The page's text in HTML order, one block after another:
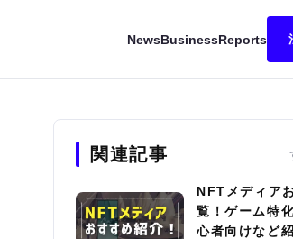
NewsBusinessReports
ング｜始め方・稼ぎ方も解説
関連記事
NFTメディア
覧！ゲーム特
心者向けなど